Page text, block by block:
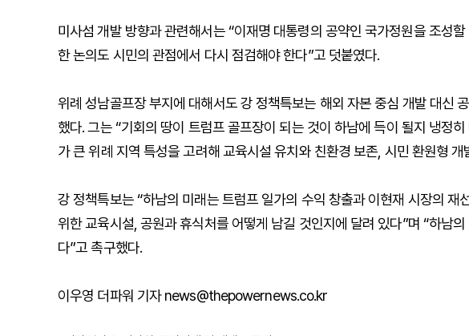
미사섬 개발 방향과 관련해서는 “이재명 대통령의 공약인 국가정원을 조성
한 논의도 시민의 관점에서 다시 점검해야 한다”고 덧붙였다.
위례 성남골프장 부지에 대해서도 강 정책특보는 해외 자본 중심 개발 대신
했다. 그는 “기회의 땅이 트럼프 골프장이 되는 것이 하남에 득이 될지 냉정
가 큰 위례 지역 특성을 고려해 교육시설 유치와 친환경 보존, 시민 환원형
강 정책특보는 “하남의 미래는 트럼프 일가의 수익 창출과 이현재 시장의 재
위한 교육시설, 공원과 휴식처를 어떻게 남길 것인지에 달려 있다”며 “하남
다”고 촉구했다.
이우영 더파워 기자 news@thepowernews.co.kr